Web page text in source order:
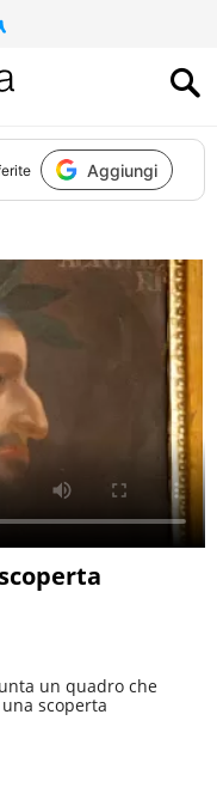
Aggiungi
un quadro che
scoperta